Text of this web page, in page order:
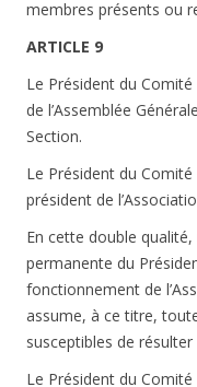
membres présents ou
ARTICLE 9
Le Président du
de l’Assemblée
Section.
Le Président du
président de
En cette double
permanente du
fonctionnement de
assume, à ce titre,
susceptibles de
Le Président du